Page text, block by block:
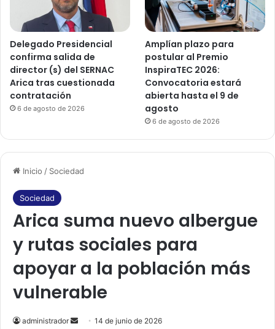
Inicio / Sociedad
Sociedad
Arica suma nuevo albergue
y rutas sociales para
apoyar a la población más
vulnerable
administrador 14 de junio de 2026
Delegado Presidencial
confirma salida de
director (s) del SERNAC
Arica tras cuestionada
contratación
6 de agosto de 2026
Amplían plazo para
postular al Premio
InspiraTEC 2026:
Convocatoria estará
abierta hasta el 9 de
agosto
6 de agosto de 2026